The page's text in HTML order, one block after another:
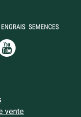
la page
la page
vers la
Lien vers la
vente